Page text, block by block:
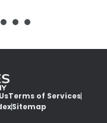
Terms of Services
Sitemap